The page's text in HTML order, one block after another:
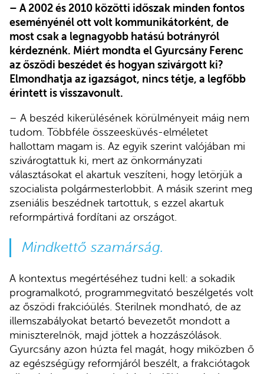
– A 2002 és 2010 közötti időszak minden fontos
eseményénél ott volt kommunikátorként, de
most csak a legnagyobb hatású botrányról
kérdeznénk. Miért mondta el Gyurcsány Ferenc
az őszödi beszédet és hogyan szivárgott ki?
Elmondhatja az igazságot, nincs tétje, a legfőbb
érintett is visszavonult.
– A beszéd kikerülésének körülményeit máig nem
tudom. Többféle összeesküvés-elméletet
hallottam magam is. Az egyik szerint valójában mi
szivárogtattuk ki, mert az önkormányzati
választásokat el akartuk veszíteni, hogy letörjük a
szocialista polgármesterlobbit. A másik szerint meg
zseniális beszédnek tartottuk, s ezzel akartuk
reformpártivá fordítani az országot.
Mindkettő szamárság.
A kontextus megértéséhez tudni kell: a sokadik
programalkotó, programmegvitató beszélgetés volt
az őszödi frakcióülés. Sterilnek mondható, de az
illemszabályokat betartó bevezetőt mondott a
miniszterelnök, majd jöttek a hozzászólások.
Gyurcsány azon húzta fel magát, hogy miközben ő
az egészségügy reformjáról beszélt, a frakciótagok